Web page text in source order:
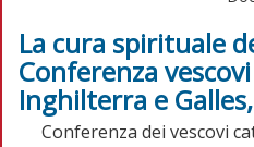
La cura spirituale
Conferenza
Inghilterra e
Conferenza dei vescovi